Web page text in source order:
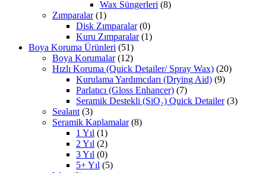
Wax Süngerleri (8)
Zımparalar (1)
Disk Zımparalar (0)
Kuru Zımparalar (1)
Boya Koruma Ürünleri (51)
Boya Korumalar (12)
Hızlı Koruma (Quick Detailer/ Spray Wax) (20)
Kurulama Yardımcıları (Drying Aid) (9)
Parlatıcı (Gloss Enhancer) (7)
Seramik Destekli (SiO₂) Quick Detailer (3)
Sealant (3)
Seramik Kaplamalar (8)
1 Yıl (1)
2 Yıl (2)
3 Yıl (0)
5+ Yıl (5)